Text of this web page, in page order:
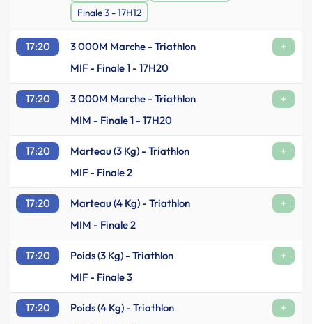
Finale 3 - 17H12
17:20 3 000M Marche - Triathlon
+
MIF - Finale 1 - 17H20
17:20 3 000M Marche - Triathlon
+
MIM - Finale 1 - 17H20
17:20 Marteau (3 Kg) - Triathlon
+
MIF - Finale 2
17:20 Marteau (4 Kg) - Triathlon
+
MIM - Finale 2
17:20 Poids (3 Kg) - Triathlon
+
MIF - Finale 3
17:20 Poids (4 Kg) - Triathlon
+